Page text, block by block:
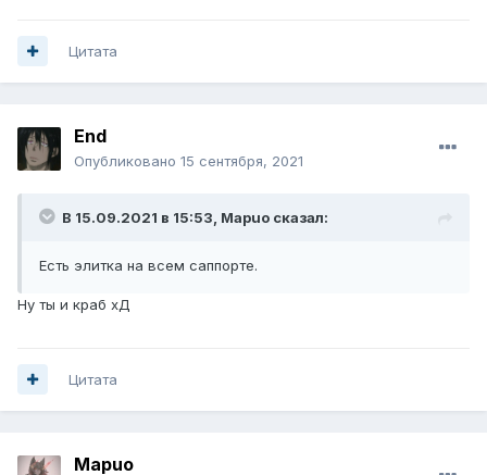
Цитата
Еnd
Опубликовано 15 сентября, 2021
В 15.09.2021 в 15:53, Mаpuo сказал:
Есть элитка на всем саппорте.
Ну ты и краб хД
Цитата
Mаpuo